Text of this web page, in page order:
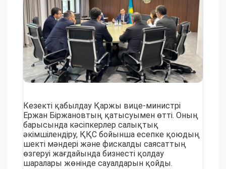
Кезекті қабылдау Қаржы вице-министрі
Ержан Біржановтың қатысуымен өтті. Оның
барысында кәсіпкерлер салықтық
әкімшілендіру, ҚҚС бойынша есепке қоюдың
шекті мәндері және фискалды саясаттың
өзгеруі жағдайында бизнесті қолдау
шаралары жөнінде сауалдарын қойды.